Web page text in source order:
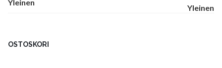
Yleinen
OSTOSKORI